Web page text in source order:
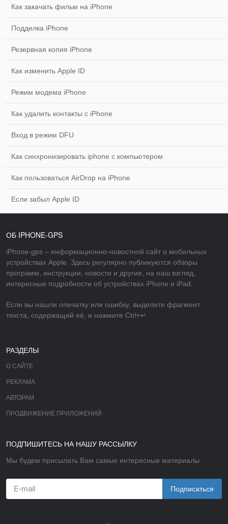
Как закачать фильм на iPhone
Подделка iPhone
Резервная копия iPhone
Как изменить Apple ID
Режим модема iPhone
Как удалить контакты с iPhone
Вход в режим DFU
Как синхронизировать iphone с компьютером
Как пользоваться AirDrop на iPhone
Если забыл Apple ID
ОБ IPHONE-GPS
iPhone-gps – информационно-новостной сайт о мобильных
устройствах Apple. Здесь регулярно публикуются обзоры
программ, инструкции, новости и другие, на наш взгляд,
интересные подробности об устройствах iPhone и iPad.
Если вы нашли опечатку или ошибку, выделите фрагмент
текста, содержащий её, и нажмите Ctrl+↵
РАЗДЕЛЫ
О САЙТЕ
РЕКЛАМА
АВТОРАМ
ПРОДВИЖЕНИЕ ПРИЛОЖЕНИЙ
ПОДПИШИТЕСЬ НА НАШУ РАССЫЛКУ
Мы будем присылать Вам самые интересные материалы
Подписаться